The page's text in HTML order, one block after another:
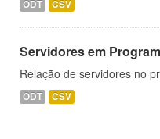
ODT CSV
Servidores em
Relação de servidores no
ODT CSV